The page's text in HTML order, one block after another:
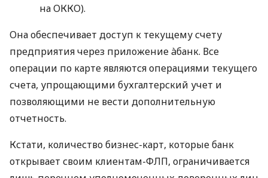
на ОККО).
Она обеспечивает доступ к текущему счету
предприятия через приложение àбанк. Все
операции по карте являются операциями текущего
счета, упрощающими бухгалтерский учет и
позволяющими не вести дополнительную
отчетность.
Кстати, количество бизнес-карт, которые банк
открывает своим клиентам-ФЛП, ограничивается